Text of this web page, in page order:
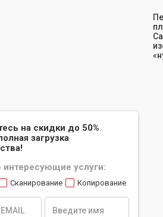
на скидки до 50%
загрузка
интересующие услуги:
Сканирование Копирование